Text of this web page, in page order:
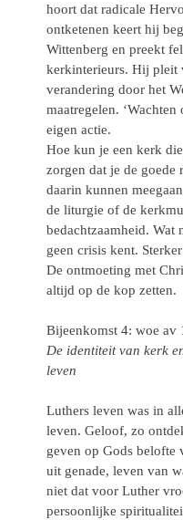
hoort dat radicale
ontketenen keert hij
Wittenberg en preekt
kerkinterieurs. Hij pleit
verandering door het
maatregelen.
eigen actie.
Hoe kun je een kerk
zorgen dat je de
daarin kunnen
de liturgie of de
bedachtzaamheid. Wat
geen crisis kent.
De ontmoeting met
altijd op de kop zetten.
Bijeenkomst 4: woe av
De identiteit van kerk
leven
Luthers leven was in
leven. Geloof, zo
geven op Gods belofte
uit genade, leven van
niet dat voor Luther
persoonlijke